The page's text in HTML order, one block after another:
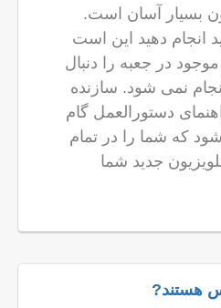
بسیار آسان است.
انجام دهید این است
در جعبه را دنبال
نمی شود. سازنده
دستورالعمل گام
که شما را در تمام
جدید شما
هستند?